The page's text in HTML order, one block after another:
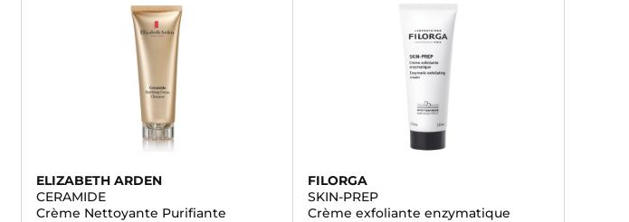
ELIZABETH ARDEN
CERAMIDE
Crème Nettoyante Purifiante
FILORGA
SKIN-PREP
Crème exfoliante enzymatique